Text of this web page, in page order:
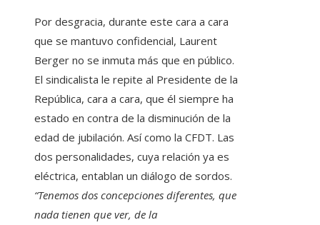
Por desgracia, durante este cara a cara
que se mantuvo confidencial, Laurent
Berger no se inmuta más que en público.
El sindicalista le repite al Presidente de la
República, cara a cara, que él siempre ha
estado en contra de la disminución de la
edad de jubilación. Así como la CFDT. Las
dos personalidades, cuya relación ya es
eléctrica, entablan un diálogo de sordos.
“Tenemos dos concepciones diferentes, que
nada tienen que ver, de la